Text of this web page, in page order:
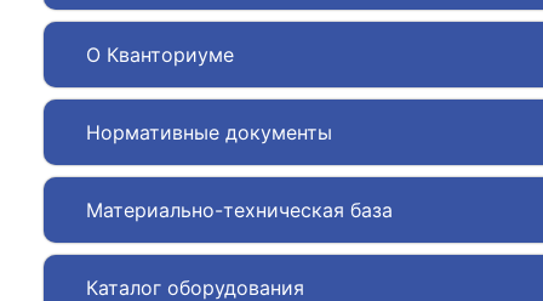
О Кванториуме
Нормативные документы
Материально-техническая база
Каталог оборудования